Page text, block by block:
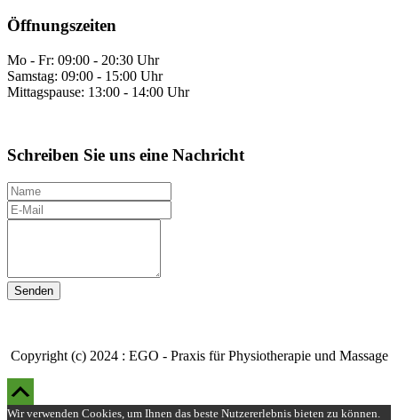
Öffnungszeiten
Mo - Fr: 09:00 - 20:30 Uhr
Samstag: 09:00 - 15:00 Uhr
Mittagspause: 13:00 - 14:00 Uhr
Schreiben Sie uns eine Nachricht
N
a
m
E
-
l
e
N
h
Copyright (c) 2024 : EGO - Praxis für Physiotherapie und Massage
Wir verwenden Cookies, um Ihnen das beste Nutzererlebnis bieten zu können.